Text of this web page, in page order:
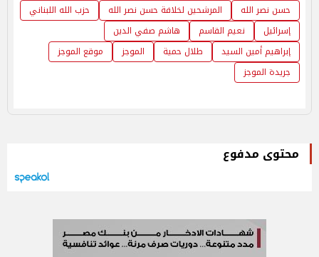
حسن نصر الله المرشحين لخلافة حسن نصر الله
حزب الله اللبناني
إسرائيل
نعيم القاسم
هاشم صفي الدين
إبراهيم أمين السيد
طلال حمية الموجز
موقع الموجز
جريدة الموجز
محتوى مدفوع